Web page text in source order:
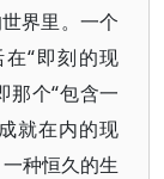
界里。一个
“即刻的现
那个“包含一
就在内的现
种恒久的生